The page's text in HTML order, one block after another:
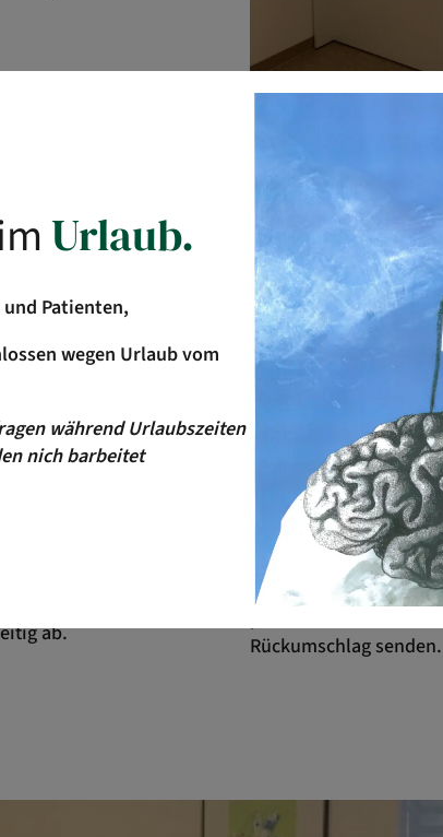
vorab Termine.
Wir sind bemüht Termine
und unseren
Wartezeit in der Praxis
auch voraus, dass Sie die
Sollten Sie zum Termin
ab.
Rezepte.
Wenn ihre
uns eingelesen
telefonisch
auch direkt an eine
Folgeverordnungen
können
postalisch versendet
Rückumschlag senden.
Urlaub.
Patienten,
wegen Urlaubvom
während Urlaubszeiten
nich barbeitet